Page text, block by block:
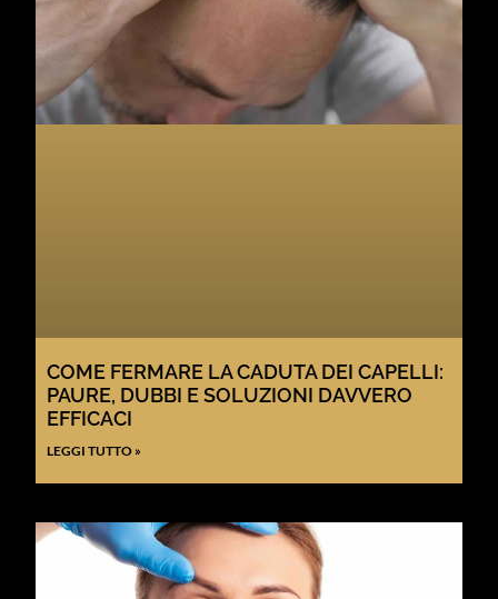
COME FERMARE LA CADUTA DEI CAPELLI:
PAURE, DUBBI E SOLUZIONI DAVVERO
EFFICACI
LEGGI TUTTO »